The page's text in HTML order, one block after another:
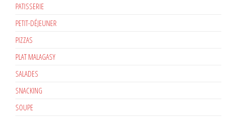
PATISSERIE
PETIT-DÉJEUNER
PIZZAS
PLAT MALAGASY
SALADES
SNACKING
SOUPE